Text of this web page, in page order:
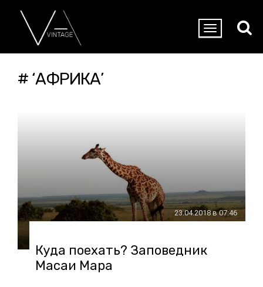
# ‘АФРИКА’
23.04.2018 в 07:46
Куда поехать? Заповедник
Масаи Мара